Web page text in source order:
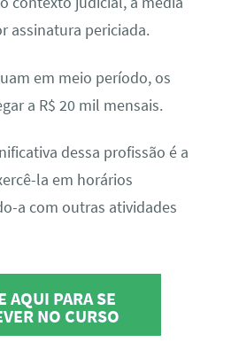
assinatura periciada.
em meio período, os
a R$ 20 mil mensais.
dessa profissão é a
la em horários
a com outras atividades
AQUI PARA SE
NO CURSO